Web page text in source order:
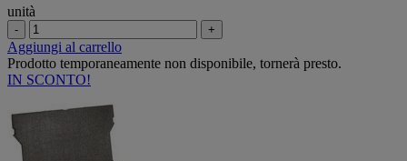
unità
- +
Aggiungi al carrello
Prodotto temporaneamente non disponibile, tornerà presto.
IN SCONTO!